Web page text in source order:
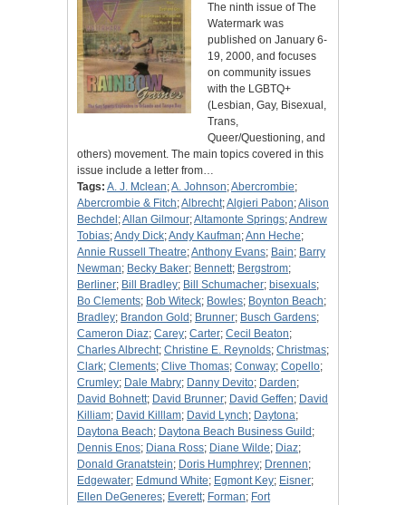
The ninth issue of The
Watermark was
published on January 6-
19, 2000, and focuses
on community issues
with the LGBTQ+
(Lesbian, Gay, Bisexual,
Trans,
Queer/Questioning, and
others) movement. The main topics covered in this
issue include a letter from…
Tags: A. J. Mclean;A. Johnson;Abercrombie;
Abercrombie & Fitch;Albrecht;Algieri Pabon;Alison
Bechdel ;Allan Gilmour;Altamonte Springs;Andrew
Tobias;Andy Dick;Andy Kaufman;Ann Heche;
Annie Russell Theatre;Anthony Evans; Bain; Barry
Newman; Becky Baker; Bennett; Bergstrom;
Berliner; Bill Bradley; Bill Schumacher; bisexuals;
Bo Clements; Bob Witeck; Bowles; Boynton Beach;
Bradley; Brandon Gold ; Brunner; Busch Gardens;
Cameron Diaz; Carey; Carter; Cecil Beaton;
Charles Albrecht; Christine E. Reynolds; Christmas;
Clark; Clements; Clive Thomas; Conway; Copello;
Crumley; Dale Mabry; Danny Devito; Darden;
David Bohnett; David Brunner; David Geffen; David
Killiam; David Killlam; David Lynch; Daytona;
Daytona Beach; Daytona Beach Business Guild ;
Dennis Enos; Diana Ross; Diane Wilde; Diaz;
Donald Granatstein; Doris Humphrey; Drennen;
Edgewater; Edmund White; Egmont Key; Eisner;
Ellen DeGeneres; Everett; Forman; Fort